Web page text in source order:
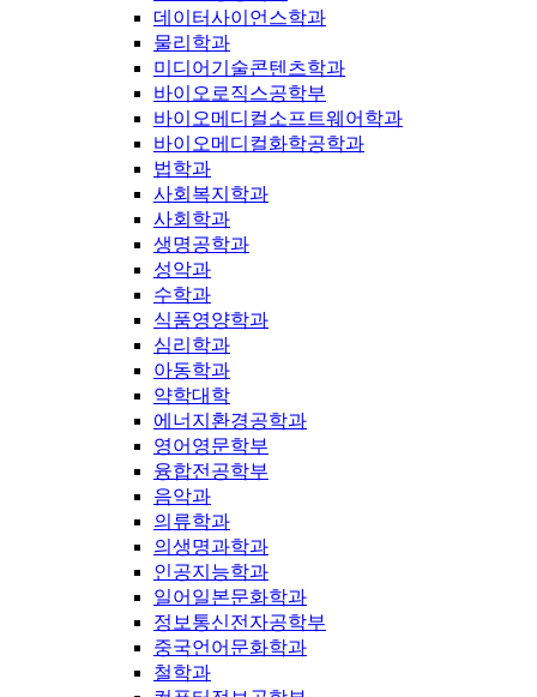
데이터사이언스학과
물리학과
미디어기술콘텐츠학과
바이오로직스공학부
바이오메디컬소프트웨어학과
바이오메디컬화학공학과
법학과
사회복지학과
사회학과
생명공학과
성악과
수학과
식품영양학과
심리학과
아동학과
약학대학
에너지환경공학과
영어영문학부
융합전공학부
음악과
의류학과
의생명과학과
인공지능학과
일어일본문화학과
정보통신전자공학부
중국언어문화학과
철학과